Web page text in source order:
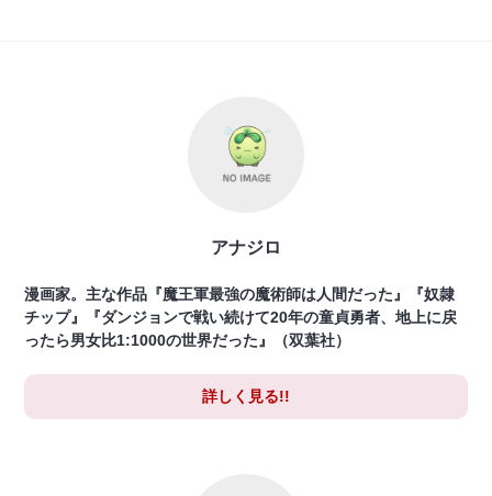
アナジロ
漫画家。主な作品『魔王軍最強の魔術師は人間だった』『奴隷
チップ』『ダンジョンで戦い続けて20年の童貞勇者、地上に戻
ったら男女比1:1000の世界だった』（双葉社）
詳しく見る!!